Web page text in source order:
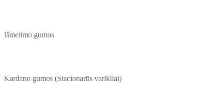
Išmetimo gumos
Kardano gumos (Stacionarūs varikliai)